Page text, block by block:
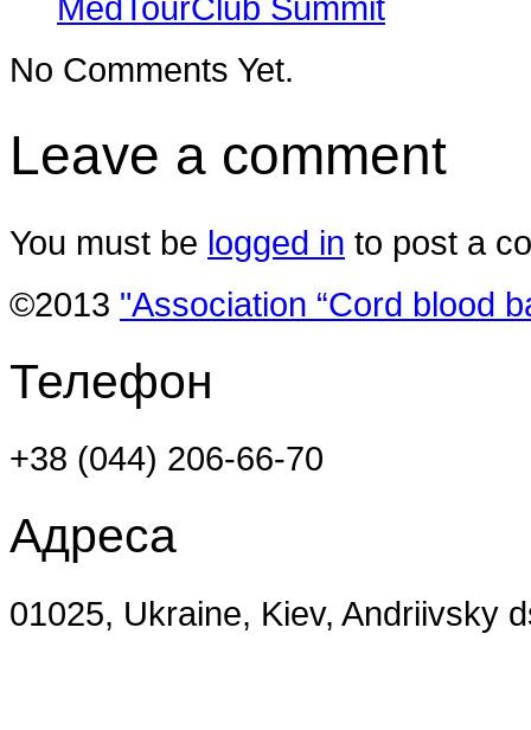
No Comments Yet.
Leave a comment
You must be logged in to post a
©2013 "Association “Cord blood
Телефон
+38 (044) 206-66-70
Адреса
01025, Ukraine, Kiev, Andriivsky